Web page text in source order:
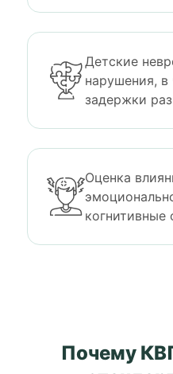
Детские
нарушения,
задержки
Оценка
когнитивные
Почему